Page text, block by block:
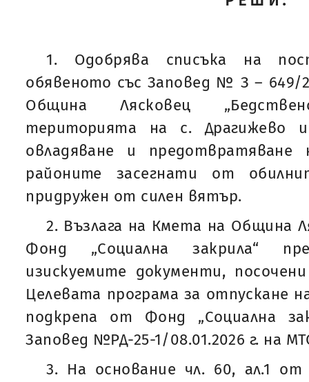
1. Одобрява списъка на
обявеното със Заповед № З – 649/
Община Лясковец
територията на с. Драгижево
овладяване и предотвратяване
районите засегнати от
придружен от силен вятър.
2. Възлага на Кмета на Община
Фонд „Социална закрила“
изискуемите документи,
Целевата програма за отпускане
подкрепа от Фонд „Социална
Заповед №РД-25-1/08.01.2026 г. на
3. На основание чл. 60, ал.1